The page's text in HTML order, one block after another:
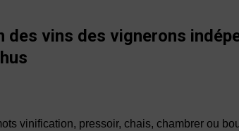
des vins des vignerons
vinification, pressoir, chais, chambrer ou